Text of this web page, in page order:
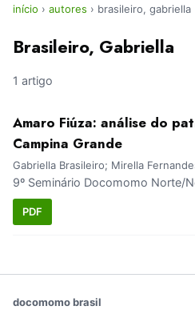
início › autores › brasileiro, gabriella
Brasileiro, Gabriella
1 artigo
Amaro Fiúza: análise do
Campina Grande
Gabriella Brasileiro; Mirella
9º Seminário Docomomo Norte/
PDF
docomomo brasil